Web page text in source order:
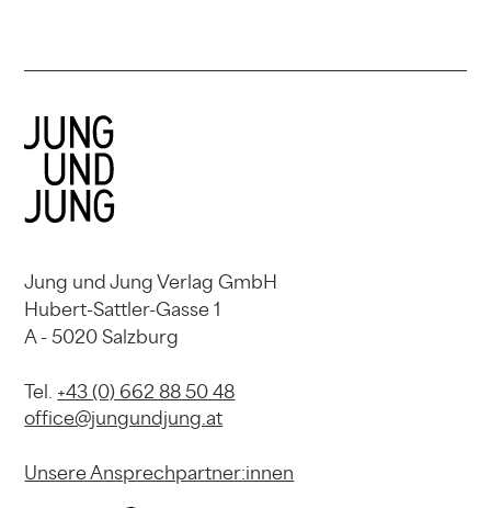
Jung und Jung Verlag GmbH
Hubert-Sattler-Gasse 1
A - 5020 Salzburg
Tel. +43 (0) 662 88 50 48
office@jungundjung.at
Unsere Ansprechpartner:innen